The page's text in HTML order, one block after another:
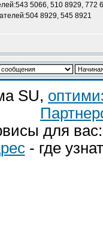
5066, 510 8929, 772
8929, 545 8921
SU,
для
- где